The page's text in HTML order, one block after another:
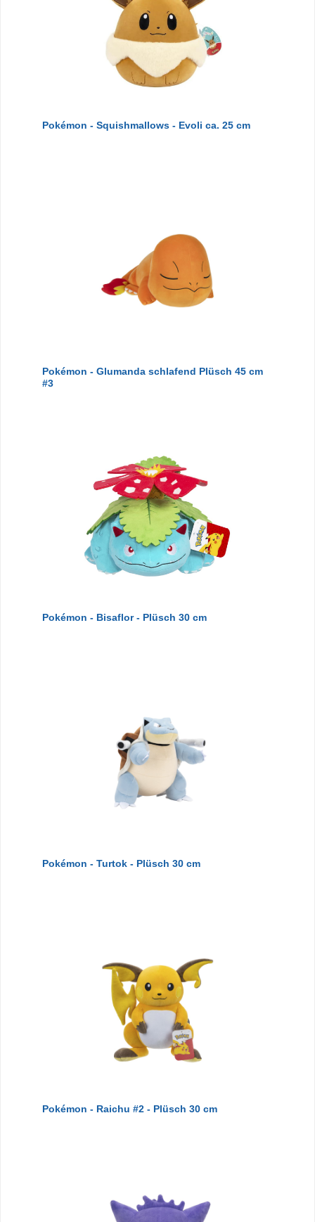
Pokémon - Squishmallows - Evoli ca. 25 cm
Pokémon - Glumanda schlafend Plüsch 45 cm
#3
Pokémon - Bisaflor - Plüsch 30 cm
Pokémon - Turtok - Plüsch 30 cm
Pokémon - Raichu #2 - Plüsch 30 cm